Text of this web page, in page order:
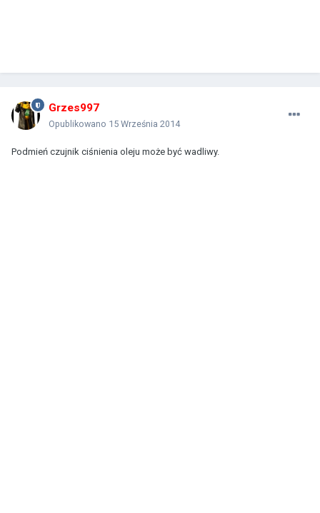
Grzes997
Opublikowano 15 Września 2014
Podmień czujnik ciśnienia oleju może być wadliwy.